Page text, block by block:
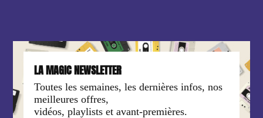
LA MAGIC NEWSLETTER
Toutes les semaines, les dernières infos, nos
meilleures offres,
vidéos, playlists et avant-premières.